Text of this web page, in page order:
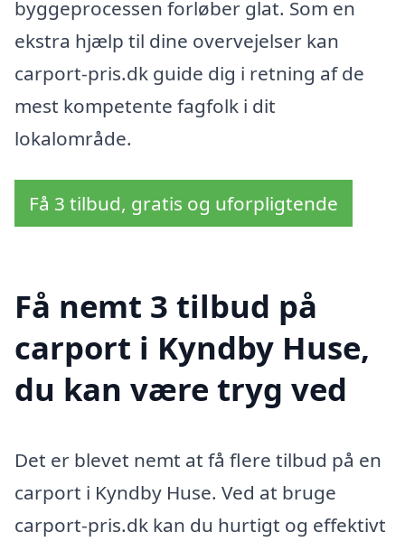
byggeprocessen forløber glat. Som en
ekstra hjælp til dine overvejelser kan
carport-pris.dk guide dig i retning af de
mest kompetente fagfolk i dit
lokalområde.
Få 3 tilbud, gratis og uforpligtende
Få nemt 3 tilbud på
carport i Kyndby Huse,
du kan være tryg ved
Det er blevet nemt at få flere tilbud på en
carport i Kyndby Huse. Ved at bruge
carport-pris.dk kan du hurtigt og effektivt